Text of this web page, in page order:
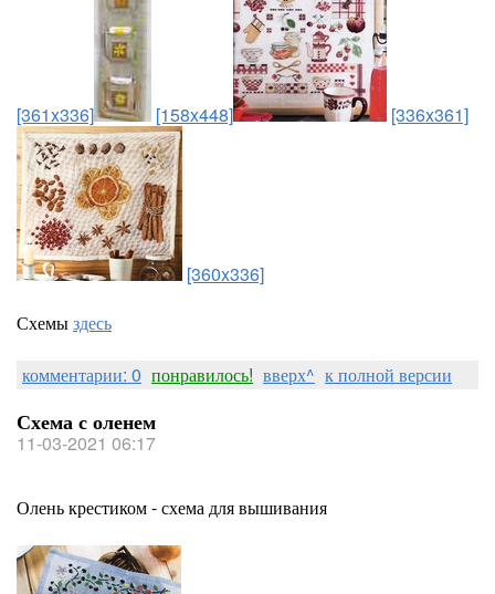
[361x336] [158x448] [336x361]
[360x336]
Схемыздесь
комментарии: 0 понравилось! вверх^ к полной версии
Схема с оленем
11-03-2021 06:17
Олень крестиком - схема для вышивания